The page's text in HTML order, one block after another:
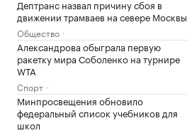
Дептранс назвал причину сбоя в
движении трамваев на севере Москвы
Общество
Александрова обыграла первую
ракетку мира Соболенко на турнире
WTA
Спорт
Минпросвещения обновило
федеральный список учебников для
школ